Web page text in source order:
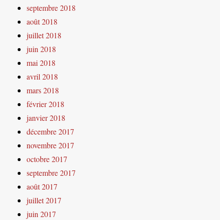
septembre 2018
août 2018
juillet 2018
juin 2018
mai 2018
avril 2018
mars 2018
février 2018
janvier 2018
décembre 2017
novembre 2017
octobre 2017
septembre 2017
août 2017
juillet 2017
juin 2017